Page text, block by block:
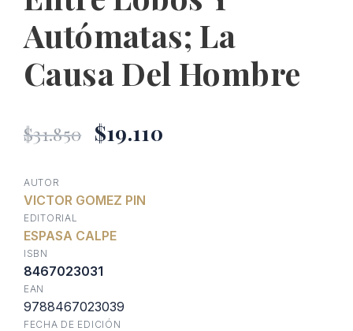
Autómatas; La
Causa Del Hombre
$31.850 El
original
era:
$31.850.
$19.110
AUTOR
VICTOR GOMEZ PIN
EDITORIAL
ESPASA CALPE
ISBN
8467023031
EAN
9788467023039
FECHA DE EDICIÓN